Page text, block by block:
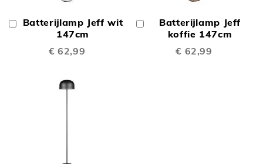
Batterijlamp Jeff wit
147cm
€ 62,99
In
Winkelwagen
Batterijlamp Jeff
koffie 147cm
€ 62,99
Winkelwagen